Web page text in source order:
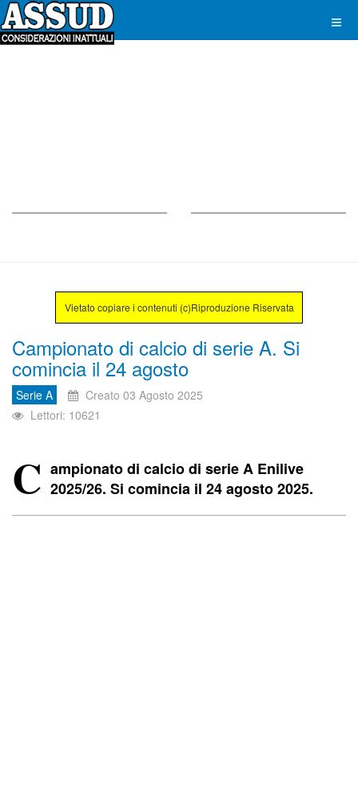
Vietato copiare i contenuti (c)Riproduzione Riservata
Campionato di calcio di serie A. Si
comincia il 24 agosto
Serie A
Creato 03 Agosto 2025
Lettori: 10621
C ampionato di calcio di serie A Enilive
2025/26. Si comincia il 24 agosto 2025.